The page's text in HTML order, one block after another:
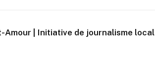
Amour | Initiative de journalisme local